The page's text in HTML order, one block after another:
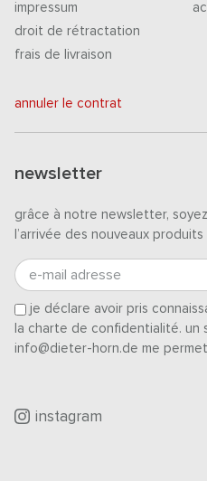
impressum
droit de rétractation
frais de livraison
annuler le contrat
newsletter
grâce à notre newsletter,
l’arrivée des nouveaux
e-mail adresse
je déclare avoir pris
la charte de confidentialité. un
info@dieter-horn.de me
instagram